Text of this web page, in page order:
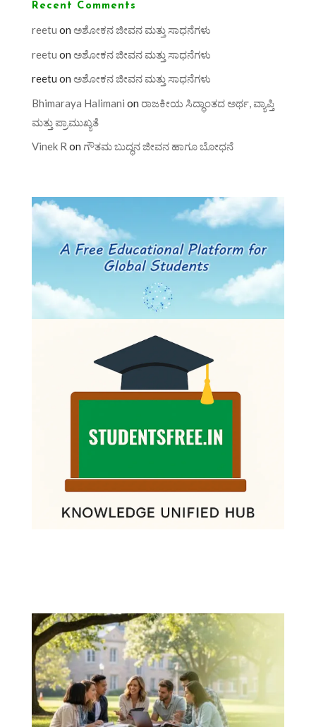
Recent Comments
reetu on ಅಶೋಕನ ಜೀವನ ಮತ್ತು ಸಾಧನೆಗಳು
reetu on ಅಶೋಕನ ಜೀವನ ಮತ್ತು ಸಾಧನೆಗಳು
reetu on ಅಶೋಕನ ಜೀವನ ಮತ್ತು ಸಾಧನೆಗಳು
Bhimaraya Halimani on ರಾಜಕೀಯ ಸಿದ್ಧಾಂತದ ಅರ್ಥ, ವ್ಯಾಪ್ತಿ
ಮತ್ತು ಪ್ರಾಮುಖ್ಯತೆ
Vinek R on ಗೌತಮ ಬುದ್ಧನ ಜೀವನ ಹಾಗೂ ಬೋಧನೆ